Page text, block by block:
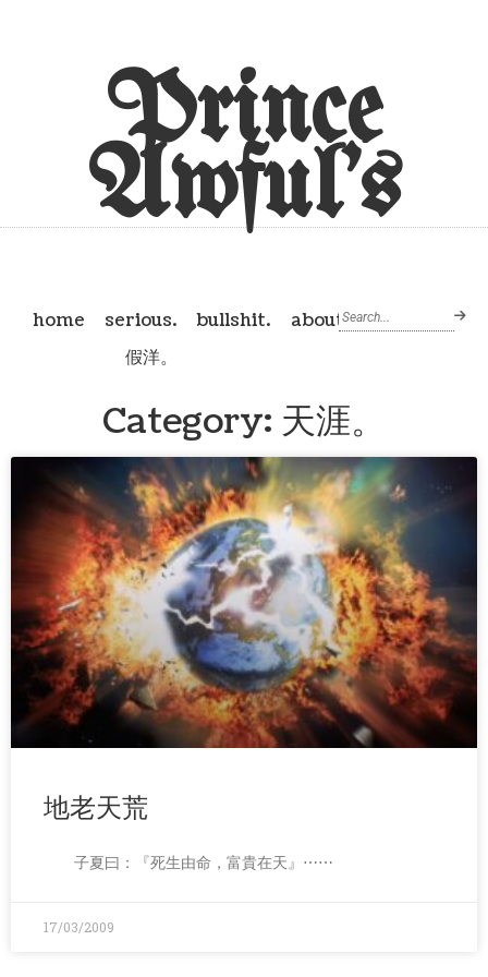
Prince
Awful's
home serious.
bullshit.
假洋。
about
Category: 天涯。
地老天荒
子夏曰：『死生由命，富貴在天』⋯⋯
17/03/2009